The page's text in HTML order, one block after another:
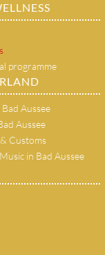
programme
Aussee
Aussee
Customs
in Bad Aussee